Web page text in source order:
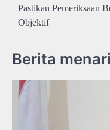
Pastikan Pemeriksaan
Objektif
Berita